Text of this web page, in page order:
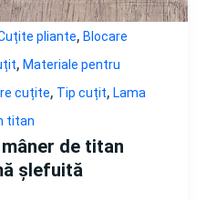
pliante, Blocare
, Materiale pentru
cuțite, Tip cuțit, Lama
titan
de titan
șlefuită